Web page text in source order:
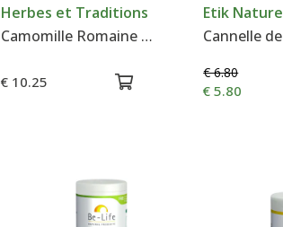
Herbes et Traditions
Camomille Romaine - Hydrolat - Herbes & Traditions
€ 10.25
Etik Nature
€ 6.80
€ 5.80